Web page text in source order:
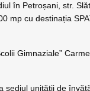
în Petroșani, str.
cu destinația
Gimnaziale”
unității de